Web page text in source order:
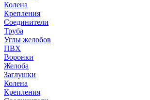
Колена
Крепления
Соединители
Труба
Углы желобов
ПВХ
Воронки
Желоба
Заглушки
Колена
Крепления